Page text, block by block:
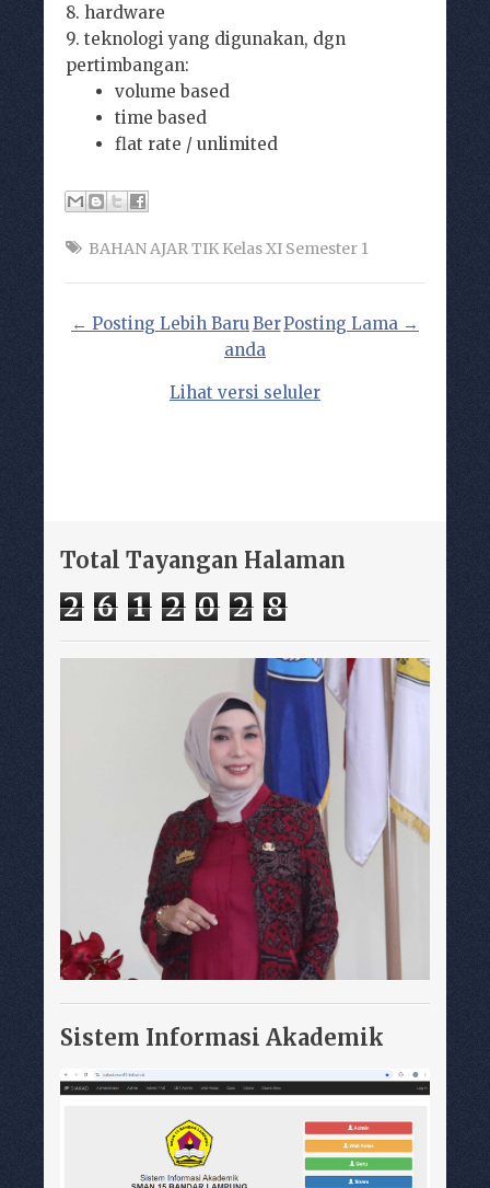
8. hardware
9. teknologi yang digunakan, dgn
pertimbangan:
volume based
time based
flat rate / unlimited
BAHAN AJAR TIK Kelas XI Semester 1
← Posting Lebih Baru Posting Lama →
Ber
anda
Lihat versi seluler
Total Tayangan Halaman
2 6 1 2 0 2 8
Sistem Informasi Akademik